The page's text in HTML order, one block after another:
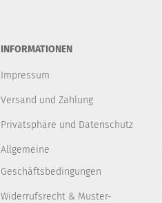
INFORMATIONEN
Impressum
Versand und Zahlung
Privatsphäre und Datenschutz
Allgemeine
Geschäftsbedingungen
Widerrufsrecht & Muster-